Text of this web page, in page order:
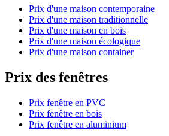
Prix d'une maison contemporaine
Prix d'une maison traditionnelle
Prix d'une maison en bois
Prix d'une maison écologique
Prix d'une maison container
Prix des fenêtres
Prix fenêtre en PVC
Prix fenêtre en bois
Prix fenêtre en aluminium